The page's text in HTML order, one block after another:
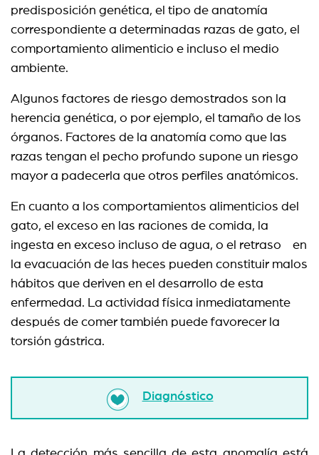
predisposición genética, el tipo de anatomía
correspondiente a determinadas razas de gato, el
comportamiento alimenticio e incluso el medio
ambiente.
Algunos factores de riesgo demostrados son la
herencia genética, o por ejemplo, el tamaño de los
órganos. Factores de la anatomía como que las
razas tengan el pecho profundo supone un riesgo
mayor a padecerla que otros perfiles anatómicos.
En cuanto a los comportamientos alimenticios del
gato, el exceso en las raciones de comida, la
ingesta en exceso incluso de agua, o el retraso en
la evacuación de las heces pueden constituir malos
hábitos que deriven en el desarrollo de esta
enfermedad. La actividad física inmediatamente
después de comer también puede favorecer la
torsión gástrica.
Diagnóstico